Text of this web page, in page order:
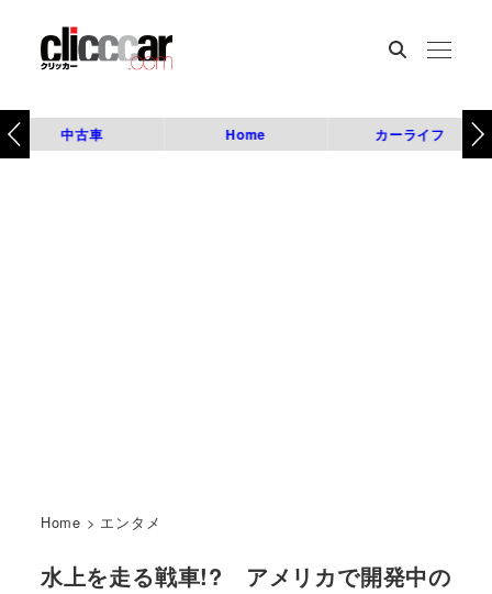
中古車 Home カーライフ
Home > エンタメ
水上を走る戦車!? アメリカで開発中の